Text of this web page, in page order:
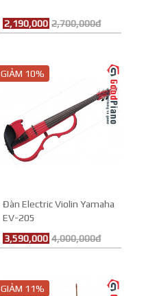
2,190,000 2,700,000đ
GIẢM 10%
Đàn Electric Violin Yamaha
EV-205
3,590,000 4,000,000đ
GIẢM 11%